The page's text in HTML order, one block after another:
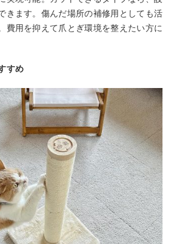
きます。傷んだ場所の補修用としても活
費用を抑えて爪とぎ環境を整えたい方に
すめ